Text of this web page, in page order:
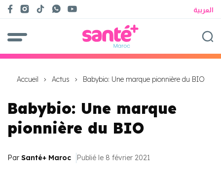
العربية
Accueil Actus Babybio: Une marque pionnière du BIO
Babybio: Une marque
pionnière du BIO
Par Santé+ Maroc Publié le 8 février 2021